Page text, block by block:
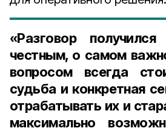
«Разговор
честным, о самом
вопросом всегда
судьба и конкретная
отрабатывать их и
максимально